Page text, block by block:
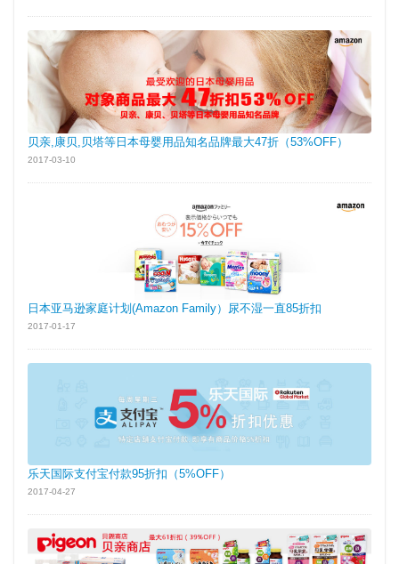
贝亲,康贝,贝塔等日本母婴用品知名品牌最大47折（53%OFF）
2017-03-10
日本亚马逊家庭计划(Amazon Family）尿不湿一直85折扣
2017-01-17
乐天国际支付宝付款95折扣（5%OFF）
2017-04-27